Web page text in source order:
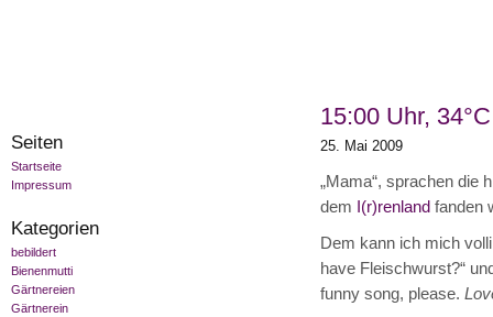
Seiten
Startseite
Impressum
Kategorien
bebildert
Bienenmutti
Gärtnereien
Gärtnerein
15:00 Uhr,
25. Mai 2009
„Mama“, sprachen die
dem I(r)renlandfanden
Dem kann ich mich
have Fleischwurst?“
funny song, please.